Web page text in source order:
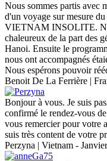
Nous sommes partis avec
d'un voyage sur mesure
VIETNAM INSOLITE.
chaleureux de la part des
Hanoi. Ensuite le
nous ont accompagnés
Nous espérons pouvoir
Benoit De La Ferrière |
Bonjour à vous. Je suis
confirmé le rendez-vous
vous remercier pour votre
suis très content de votre
Perzyna | Vietnam -